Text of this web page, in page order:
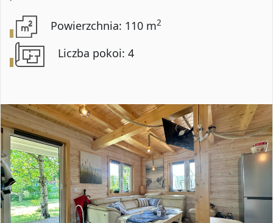
Powierzchnia: 110 m2
Liczba pokoi: 4